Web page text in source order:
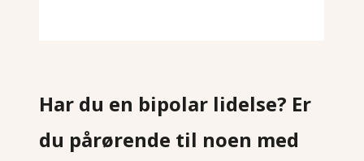
Har du en bipolar lidelse? Er
du pårørende til noen med